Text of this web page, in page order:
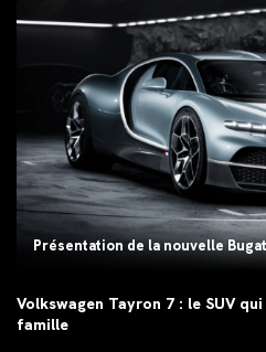
Présentation de la nouvelle
Volkswagen Tayron 7 : le SUV
famille